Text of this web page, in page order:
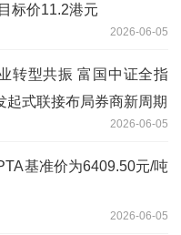
标价11.2港元
2026-06-05
转型共振 富国中证全指
起式联接布局券商新周期
2026-06-05
基准价为6409.50元/吨
2026-06-05